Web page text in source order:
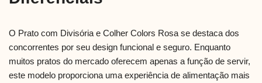
O Prato com Divisória e Colher Colors Rosa se destaca dos
concorrentes por seu design funcional e seguro. Enquanto
muitos pratos do mercado oferecem apenas a função de servir,
este modelo proporciona uma experiência de alimentação mais